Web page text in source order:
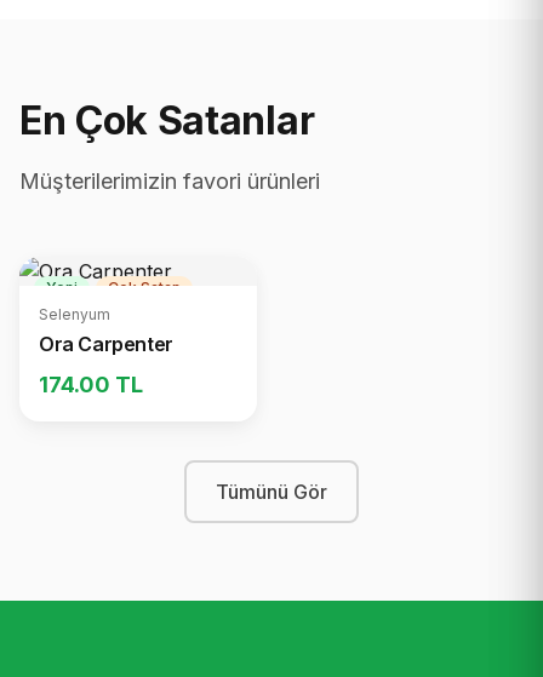
En Çok Satanlar
Müşterilerimizin favori ürünleri
Yeni
Çok Satan
Selenyum
Ora Carpenter
174.00 TL
Tümünü Gör